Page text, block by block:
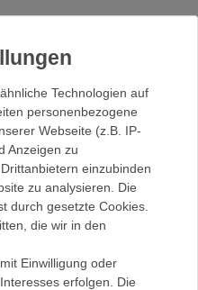
eignet sich auch ideal für
Technologien auf
personenbezogene
Webseite (z.B. IP-
Anzeigen zu
einzubinden
zu analysieren. Die
durch gesetzte Cookies.
die wir in den
Einwilligung oder
erfolgen. Die